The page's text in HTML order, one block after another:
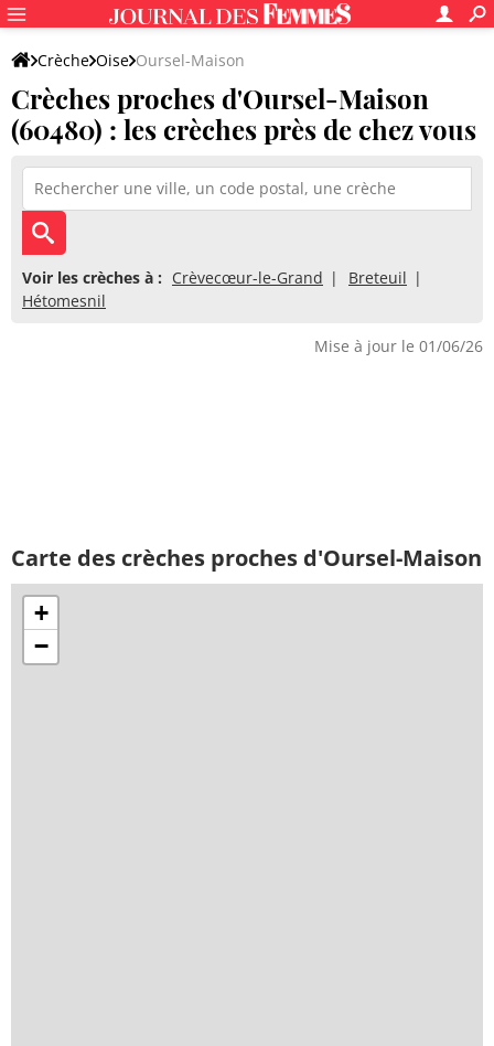
Crèche Oise Oursel-Maison
Crèches proches d'Oursel-Maison
(60480) : les crèches près de chez vous
Voir les crèches à : Crèvecœur-le-Grand
Breteuil
Hétomesnil
Mise à jour le 01/06/26
Carte des crèches proches d'Oursel-Maison
+
−